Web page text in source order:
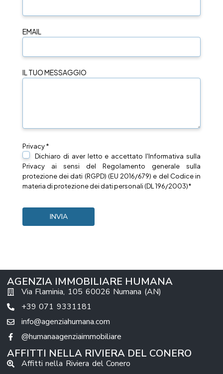
EMAIL
IL TUO MESSAGGIO
Privacy *
Dichiaro di aver letto e accettato l'Informativa sulla
Privacy ai sensi del Regolamento generale sulla
protezione dei dati (RGPD) (EU 2016/679) e del Codice in
materia di protezione dei dati personali (DL 196/2003)*
AGENZIA IMMOBILIARE HUMANA
Via Flaminia, 105 60026 Numana (AN)
+39 071 9331181
info@agenziahumana.com
@humanaagenziaimmobiliare
AFFITTI NELLA RIVIERA DEL CONERO
Affitti nella Riviera del Conero